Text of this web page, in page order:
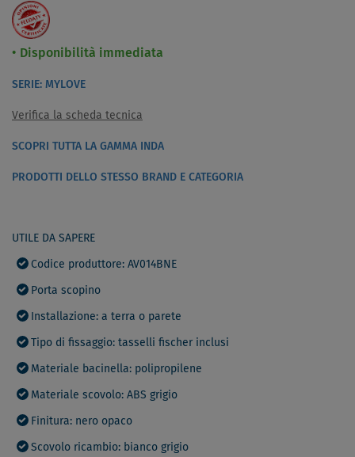
Disponibilità immediata
SERIE: MYLOVE
Verifica la scheda tecnica
SCOPRI TUTTA LA GAMMA INDA
PRODOTTI DELLO STESSO BRAND E CATEGORIA
UTILE DA SAPERE
Codice produttore: AV014BNE
Porta scopino
Installazione: a terra o parete
Tipo di fissaggio: tasselli fischer inclusi
Materiale bacinella: polipropilene
Materiale scovolo: ABS grigio
Finitura: nero opaco
Scovolo ricambio: bianco grigio